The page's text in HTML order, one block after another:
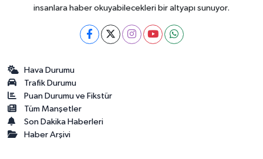
insanlara haber okuyabilecekleri bir altyapı sunuyor.
Hava Durumu
Trafik Durumu
Puan Durumu ve Fikstür
Tüm Manşetler
Son Dakika Haberleri
Haber Arşivi